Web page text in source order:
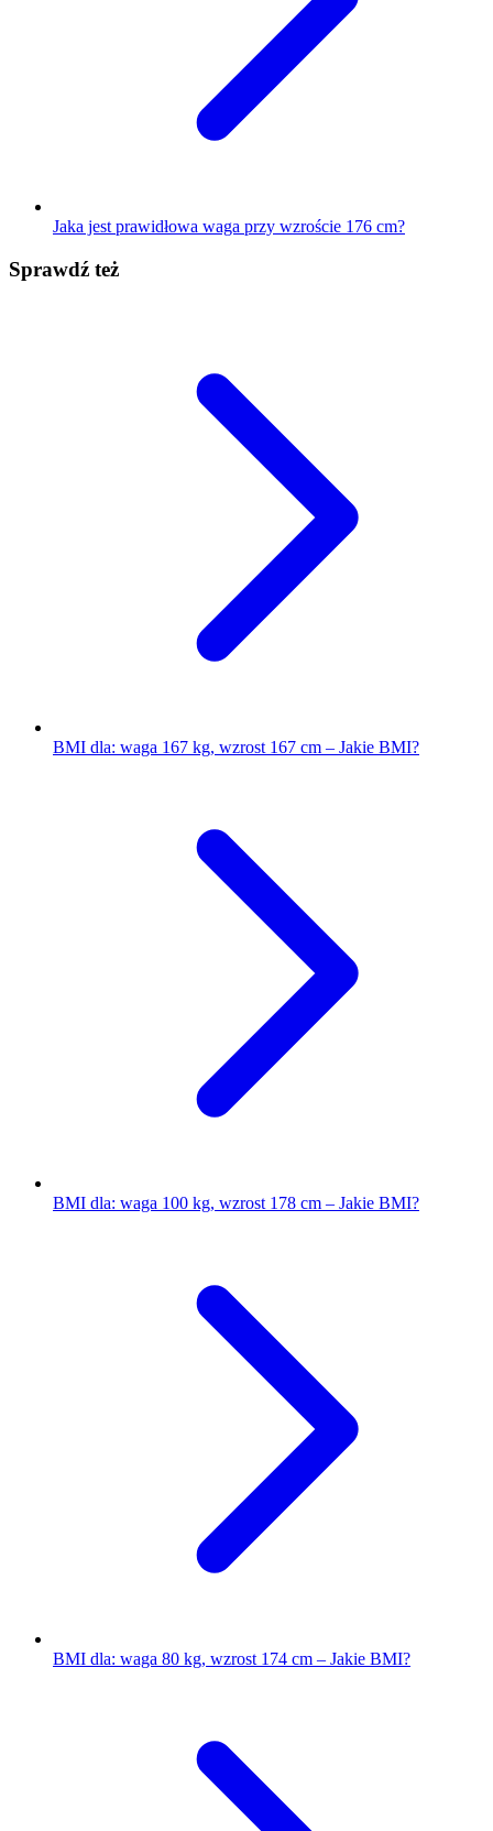
Jaka jest prawidłowa waga przy wzroście 176 cm?
Sprawdź też
BMI dla: waga 167 kg, wzrost 167 cm – Jakie BMI?
BMI dla: waga 100 kg, wzrost 178 cm – Jakie BMI?
BMI dla: waga 80 kg, wzrost 174 cm – Jakie BMI?